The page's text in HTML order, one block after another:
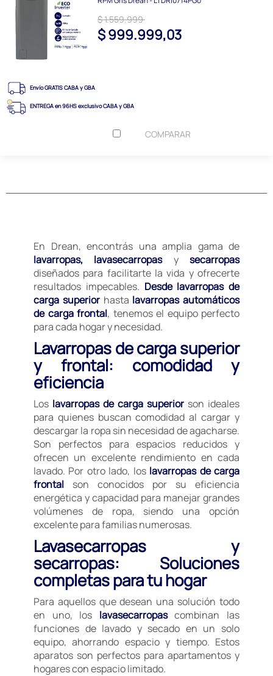
$ 1.559.999
$ 999.999,03
Envío GRATIS CABA y GBA
ENTREGA en 96HS exclusivo CABA y GBA
COMPARAR
En Drean, encontrás una amplia gama de
lavarropas, lavasecarropasysecarropas
diseñados para facilitarte la vida y ofrecerte
resultados impecables. Desde lavarropas de
carga superiorhasta lavarropas automáticos
de carga frontal, tenemos el equipo perfecto
para cada hogar y necesidad.
Lavarropas de carga superior
y frontal: comodidad y
eficiencia
Los lavarropas de carga superior son ideales
para quienes buscan comodidad al cargar y
descargar la ropa sin necesidad de agacharse.
Son perfectos para espacios reducidos y
ofrecen un excelente rendimiento en cada
lavado. Por otro lado, los lavarropas de carga
frontal son conocidos por su eficiencia
energética y capacidad para manejar grandes
volúmenes de ropa, siendo una opción
excelente para familias numerosas.
Lavasecarropas y
secarropas: Soluciones
completas para tu hogar
Para aquellos que desean una solución todo
en uno, los lavasecarropascombinan las
funciones de lavado y secado en un solo
equipo, ahorrando espacio y tiempo. Estos
aparatos son perfectos para apartamentos y
hogares con espacio limitado.